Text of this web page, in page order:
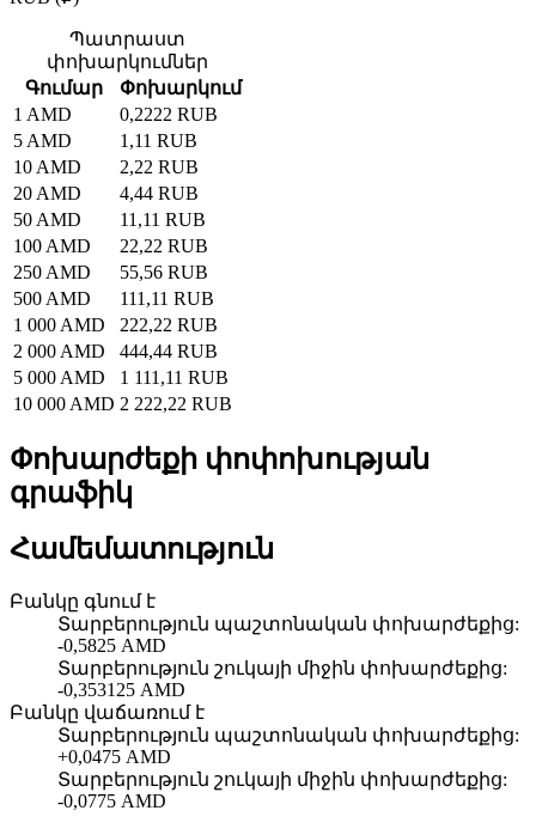
Պատրաստ
փոխարկումներ
Գումար
Փոխարկում
1 AMD
0,2222 RUB
5 AMD
1,11 RUB
10 AMD
2,22 RUB
20 AMD
4,44 RUB
50 AMD
11,11 RUB
100 AMD
22,22 RUB
250 AMD
55,56 RUB
500 AMD
111,11 RUB
1 000 AMD
222,22 RUB
2 000 AMD
444,44 RUB
5 000 AMD
1 111,11 RUB
10 000 AMD 2 222,22 RUB
Փոխարժեքի փոփոխության
գրաֆիկ
Համեմատություն
Բանկը գնում է
Տարբերություն պաշտոնական փոխարժեքից:
-0,5825 AMD
Տարբերություն շուկայի միջին փոխարժեքից:
-0,353125 AMD
Բանկը վաճառում է
Տարբերություն պաշտոնական փոխարժեքից:
+0,0475 AMD
Տարբերություն շուկայի միջին փոխարժեքից:
-0,0775 AMD